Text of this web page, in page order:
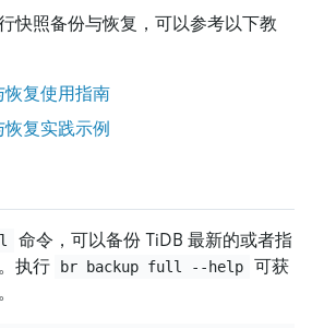
快照备份与恢复，可以参考以下教
恢复使用指南
复实践示例
命令，可以备份 TiDB 最新的或者指
执行
br backup full --help
可获